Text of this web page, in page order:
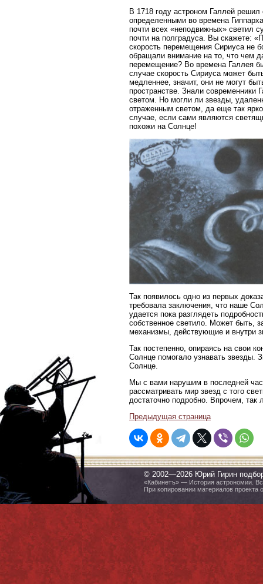
В 1718 году астроном Галлей
определенными во времена
почти всех «неподвижных» светил
почти на полградуса. Вы скажете:
скорость перемещения Сириуса не
обращали внимание на то, что чем
перемещение? Во времена Галлея
случае скорость Сириуса может
медленнее, значит, они не могут
пространстве. Знали
светом. Но могли ли звезды,
отраженным светом, да еще так
случае, если сами являются
похожи на Солнце!
Так появилось одно из первых
требовала заключения, что наше
удается пока разглядеть
собственное светило. Может быть,
механизмы, действующие и внутри
Так постепенно, опираясь на свои
Солнце помогало узнавать звезды.
Солнце.
Мы с вами нарушим в последней
рассматривать мир звезд с того
достаточно подробно. Впрочем, так
Предыдущая страница
© 2002—2026 Юрий Гирин
«Кабинетъ» — История астрономии.
При копировании материалов проекта